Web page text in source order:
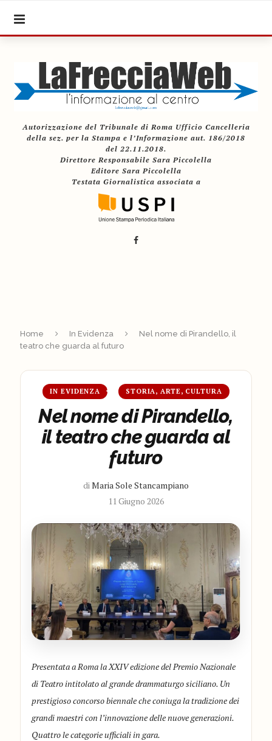
Autorizzazione del Tribunale di Roma Ufficio Cancelleria
della sez. per la Stampa e l’Informazione aut. 186/2018
del 22.11.2018.
Direttore Responsabile Sara Piccolella
Editore Sara Piccolella
Testata Giornalistica associata a
Home In Evidenza
Nel nome di Pirandello, il
teatro che guarda al futuro
IN EVIDENZA STORIA, ARTE, CULTURA
Nel nome di Pirandello,
il teatro che guarda al
futuro
di Maria Sole Stancampiano
11 Giugno 2026
Presentata a Roma la XXIV edizione del Premio Nazionale
di Teatro intitolato al grande drammaturgo siciliano. Un
prestigioso concorso biennale che coniuga la tradizione dei
grandi maestri con l’innovazione delle nuove generazioni.
Quattro le categorie ufficiali in gara.